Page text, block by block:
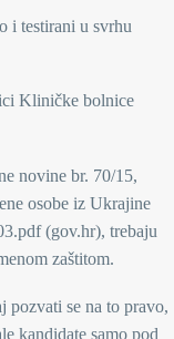
i testirani u svrhu
Kliničke bolnice
novine br. 70/15,
osobe iz Ukrajine
(gov.hr), trebaju
zaštitom.
pozvati se na to pravo,
kandidate samo pod